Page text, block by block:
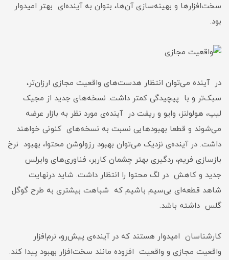
سخت‌افزارها و بهینه‌سازی آن‌ها، بتوان به آینده‌‌ای بهتر امیدوار
بود.
در آینده می‌توان انتظار هدست‌های واقعیت مجازی ارزان‌تر،
سبک‌تر و با پیچیدگی کمتر داشت. نسخه‌های جدید از مجیک
لیپ، هولولنز، وایو و ریفت در آینده‌ی مورد نظر به بازار عرضه
می‌شوند و قطعا بهبودهایی نسبت به نسخه‌های کنونی خواهند
داشت. در آینده‌ی نزدیک می‌توان بهبود رزولوشن محتوا، بهبود نرخ
بازسازی فریم، ردگیری بهتر چشمان کاربر، فناوری‌های وایرلس
جدید و کاهش در لگ محتوا را انتظار داشت. شاید درنهایت
شاهد قطعه‌ای بی‌سیم باشیم که شباهت بیشتری به طرح گوگل
گلس داشته باشد.
کارشناسان امیدوار هستند که در آینده‌ی پیش‌رو، نرم‌افزار
واقعیت مجازی و واقعیت افزوده مانند سخت‌افزار بهبود پیدا کند.